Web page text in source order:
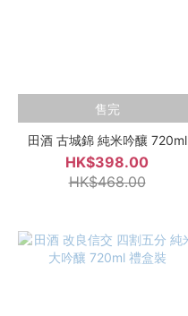
售完
田酒 古城錦 純米吟釀 720ml
HK$398.00
HK$468.00